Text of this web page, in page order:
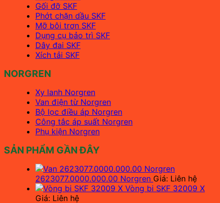
Gối đỡ SKF
Phớt chặn dầu SKF
Mỡ bôi trơn SKF
Dụng cụ bảo trì SKF
Dây đai SKF
Xích tải SKF
NORGREN
Xy lanh Norgren
Van điện từ Norgren
Bộ lọc điều áp Norgren
Công tắc áp suất Norgren
Phụ kiện Norgren
SẢN PHẨM GẦN ĐÂY
2623077.0000.000.00 Norgren Giá: Liên hệ
Vòng bi SKF 32009 X
Giá: Liên hệ